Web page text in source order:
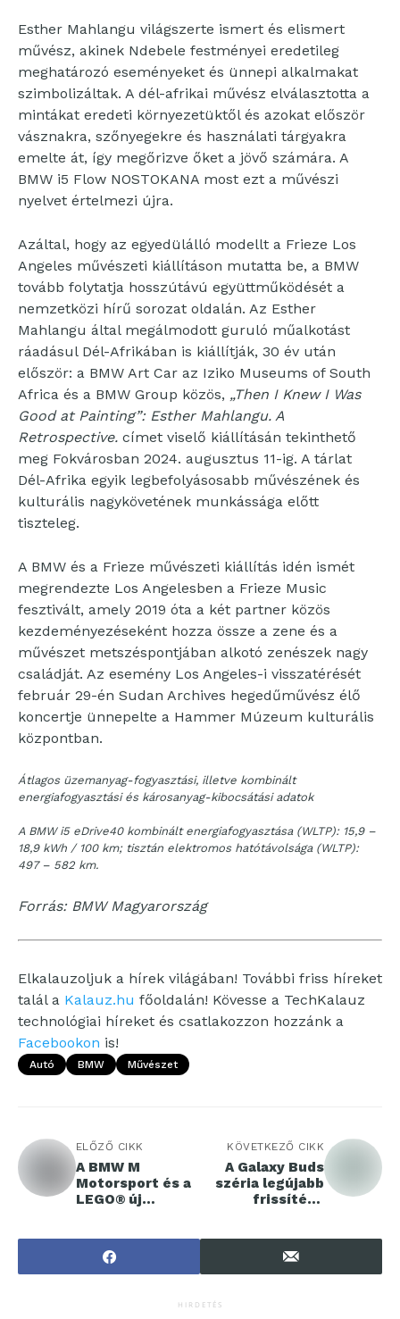
Esther Mahlangu világszerte ismert és elismert
művész, akinek Ndebele festményei eredetileg
meghatározó eseményeket és ünnepi alkalmakat
szimbolizáltak. A dél-afrikai művész elválasztotta a
mintákat eredeti környezetüktől és azokat először
vásznakra, szőnyegekre és használati tárgyakra
emelte át, így megőrizve őket a jövő számára. A
BMW i5 Flow NOSTOKANA most ezt a művészi
nyelvet értelmezi újra.
Azáltal, hogy az egyedülálló modellt a Frieze Los
Angeles művészeti kiállításon mutatta be, a BMW
tovább folytatja hosszútávú együttműködését a
nemzetközi hírű sorozat oldalán. Az Esther
Mahlangu által megálmodott guruló műalkotást
ráadásul Dél-Afrikában is kiállítják, 30 év után
először: a BMW Art Car az Iziko Museums of South
Africa és a BMW Group közös, „Then I Knew I Was
Good at Painting”: Esther Mahlangu. A
Retrospective. címet viselő kiállításán tekinthető
meg Fokvárosban 2024. augusztus 11-ig. A tárlat
Dél-Afrika egyik legbefolyásosabb művészének és
kulturális nagykövetének munkássága előtt
tiszteleg.
A BMW és a Frieze művészeti kiállítás idén ismét
megrendezte Los Angelesben a Frieze Music
fesztivált, amely 2019 óta a két partner közös
kezdeményezéseként hozza össze a zene és a
művészet metszéspontjában alkotó zenészek nagy
családját. Az esemény Los Angeles-i visszatérését
február 29-én Sudan Archives hegedűművész élő
koncertje ünnepelte a Hammer Múzeum kulturális
központban.
Átlagos üzemanyag-fogyasztási, illetve kombinált
energiafogyasztási és károsanyag-kibocsátási adatok
A BMW i5 eDrive40 kombinált energiafogyasztása (WLTP): 15,9 –
18,9 kWh / 100 km; tisztán elektromos hatótávolsága (WLTP):
497 – 582 km.
Forrás: BMW Magyarország
Elkalauzoljuk a hírek világában! További friss híreket
talál a Kalauz.hu főoldalán! Kövesse a TechKalauz
technológiai híreket és csatlakozzon hozzánk a
Facebookon is!
Autó BMW Művészet
ELŐZŐ CIKK
A BMW M
Motorsport és a
LEGO® új
versenyzés
iránti
KÖVETKEZŐ CIKK
A Galaxy Buds
széria legújabb
frissítése
hangzást kínál
HIRDETÉS